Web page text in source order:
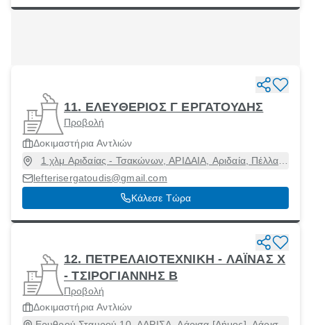
11. ΕΛΕΥΘΕΡΙΟΣ Γ ΕΡΓΑΤΟΥΔΗΣ
Προβολή
Δοκιμαστήρια Αντλιών
1 χλμ Αριδαίας - Τσακώνων, ΑΡΙΔΑΙΑ, Αριδαία, Πέλλα,
58400
lefterisergatoudis@gmail.com
Κάλεσε Τώρα
12. ΠΕΤΡΕΛΑΙΟΤΕΧΝΙΚΗ - ΛΑΪΝΑΣ Χ
- ΤΣΙΡΟΓΙΑΝΝΗΣ Β
Προβολή
Δοκιμαστήρια Αντλιών